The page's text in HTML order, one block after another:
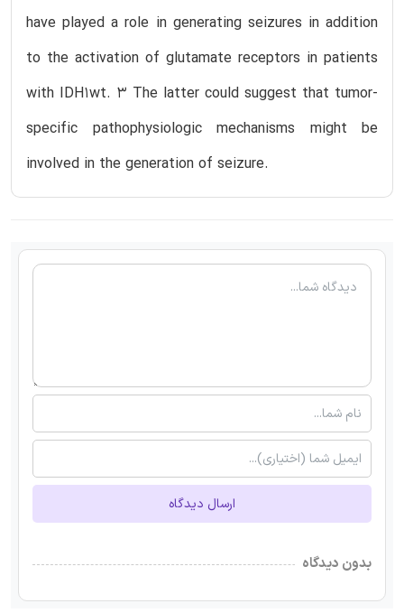
have played a role in generating seizures in addition
to the activation of glutamate receptors in patients
with IDH1wt. 3 The latter could suggest that tumor-
specific pathophysiologic mechanisms might be
involved in the generation of seizure.
ارسال دیدگاه
بدون دیدگاه